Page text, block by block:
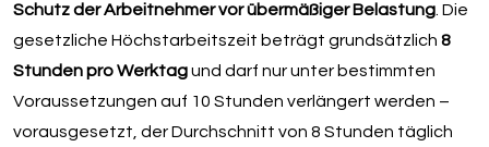
Schutz der Arbeitnehmer vor übermäßiger Belastung . Die
gesetzliche Höchstarbeitszeit beträgt grundsätzlich8
Stunden pro Werktagund darf nur unter bestimmten
Voraussetzungen auf 10 Stunden verlängert werden –
vorausgesetzt, der Durchschnitt von 8 Stunden täglich